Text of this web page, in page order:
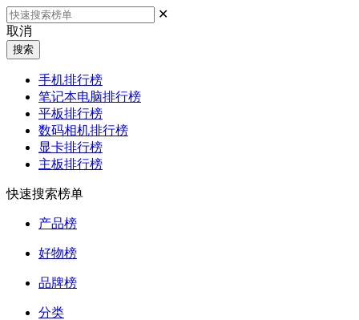
✕
取消
搜索
手机排行榜
笔记本电脑排行榜
平板排行榜
数码相机排行榜
显卡排行榜
主板排行榜
快速搜索榜单
产品榜
好物榜
品牌榜
分类